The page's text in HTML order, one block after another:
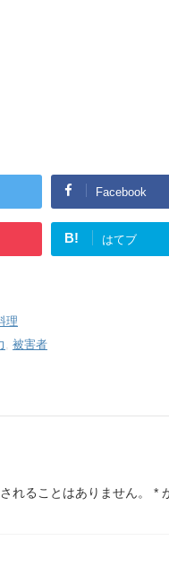
Facebook
B! はてブ
理
, 被害者
れることはありません。 *